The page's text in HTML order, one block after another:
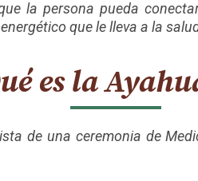
la persona pueda
que le lleva a la
es la
de una ceremonia de